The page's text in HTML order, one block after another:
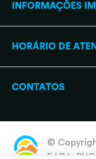
INFORMAÇÕES
HORÁRIO DE
CONTATOS
©
E.I.R.L.